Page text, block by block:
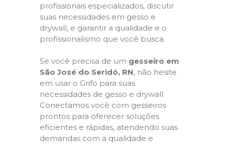
profissionais especializados, discutir
suas necessidades em gesso e
drywall, e garantir a qualidade e o
profissionalismo que você busca.
Se você precisa de um gesseiro em
São José do Seridó, RN, não hesite
em usar o Grifo para suas
necessidades de gesso e drywall.
Conectamos você com gesseiros
prontos para oferecer soluções
eficientes e rápidas, atendendo suas
demandas com a qualidade e